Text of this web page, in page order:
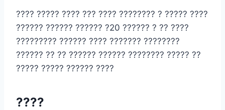
???? ????? ???? ??? ???? ???????? ? ????? ????
?????? ?????? ?????? ?20 ?????? ? ?? ????
????????? ?????? ???? ??????? ????????
?????? ?? ?? ?????? ?????? ???????? ????? ??
????? ????? ?????? ????
????